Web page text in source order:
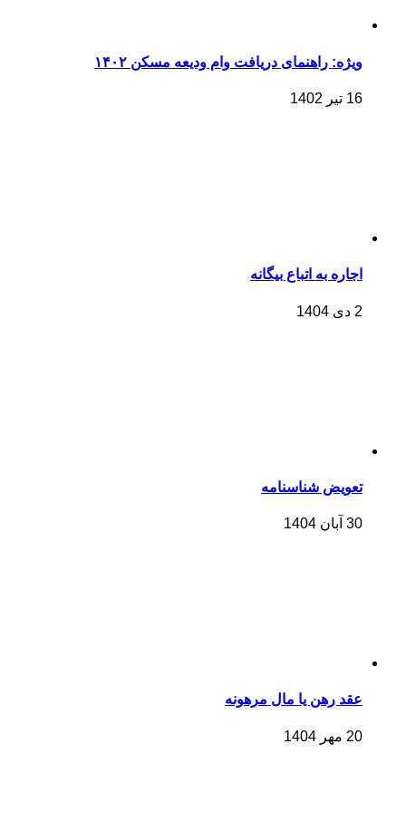
ویژه: راهنمای دریافت وام ودیعه مسکن ۱۴۰۲
16 تیر 1402
اجاره به اتباع بیگانه
2 دی 1404
تعویض شناسنامه
30 آبان 1404
عقد رهن یا مال مرهونه
20 مهر 1404